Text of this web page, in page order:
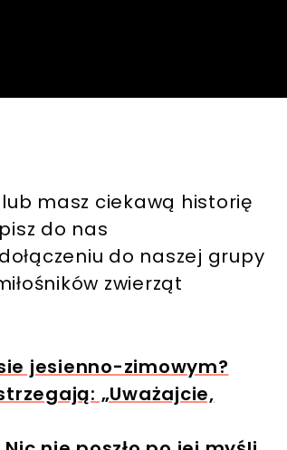
masz ciekawą historię
do nas
do naszej grupy
zwierząt
jesienno-zimowym?
„Uważajcie,